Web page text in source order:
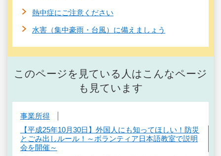
熱中症にご注意ください
水害（集中豪雨・台風）に備えましょう
このページを見ている人はこんなページ
も見ています
事業所得
【平成25年10月30日】外国人にも知ってほしい！防災
とごみ出しルール！～ボランティア日本語教室で説明
会を開催～